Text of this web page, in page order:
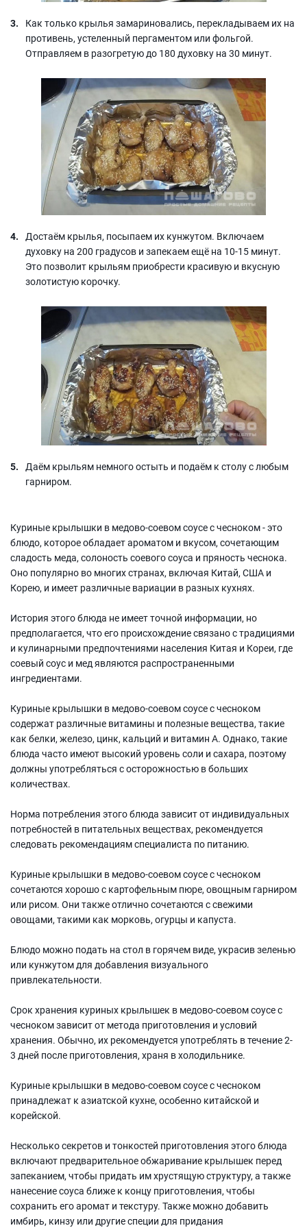
Как только крылья замариновались, перекладываем их на
противень, устеленный пергаментом или фольгой.
Отправляем в разогретую до 180 духовку на 30 минут.
Достаём крылья, посыпаем их кунжутом. Включаем
духовку на 200 градусов и запекаем ещё на 10-15 минут.
Это позволит крыльям приобрести красивую и вкусную
золотистую корочку.
Даём крыльям немного остыть и подаём к столу с любым
гарниром.
Куриные крылышки в медово-соевом соусе с чесноком - это
блюдо, которое обладает ароматом и вкусом, сочетающим
сладость меда, солоность соевого соуса и пряность чеснока.
Оно популярно во многих странах, включая Китай, США и
Корею, и имеет различные вариации в разных кухнях.
История этого блюда не имеет точной информации, но
предполагается, что его происхождение связано с традициями
и кулинарными предпочтениями населения Китая и Кореи, где
соевый соус и мед являются распространенными
ингредиентами.
Куриные крылышки в медово-соевом соусе с чесноком
содержат различные витамины и полезные вещества, такие
как белки, железо, цинк, кальций и витамин А. Однако, такие
блюда часто имеют высокий уровень соли и сахара, поэтому
должны употребляться с осторожностью в больших
количествах.
Норма потребления этого блюда зависит от индивидуальных
потребностей в питательных веществах, рекомендуется
следовать рекомендациям специалиста по питанию.
Куриные крылышки в медово-соевом соусе с чесноком
сочетаются хорошо с картофельным пюре, овощным гарниром
или рисом. Они также отлично сочетаются с свежими
овощами, такими как морковь, огурцы и капуста.
Блюдо можно подать на стол в горячем виде, украсив зеленью
или кунжутом для добавления визуального
привлекательности.
Срок хранения куриных крылышек в медово-соевом соусе с
чесноком зависит от метода приготовления и условий
хранения. Обычно, их рекомендуется употреблять в течение 2-
3 дней после приготовления, храня в холодильнике.
Куриные крылышки в медово-соевом соусе с чесноком
принадлежат к азиатской кухне, особенно китайской и
корейской.
Несколько секретов и тонкостей приготовления этого блюда
включают предварительное обжаривание крылышек перед
запеканием, чтобы придать им хрустящую структуру, а также
нанесение соуса ближе к концу приготовления, чтобы
сохранить его аромат и текстуру. Также можно добавить
имбирь, кинзу или другие специи для придания